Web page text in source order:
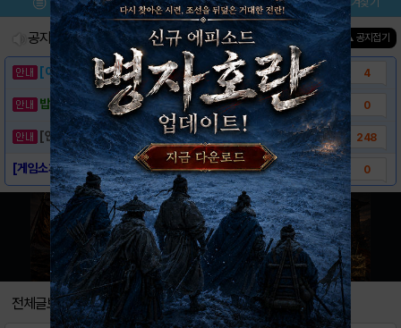
공지사항 진행중인 이벤트0건 ▲ 공지접기
[이벤트] 웃음으로 매일매일 해피! 유머 게시.. 4
밥알이의 헝앱통신 ⑲ “밥알이, 드디어 멀티를.. 0
[안내] 헝그리앱 필수 상식! 밥알 획득 안내.. 248
[게임소개] - 야옹별특공대 0
전체글보기